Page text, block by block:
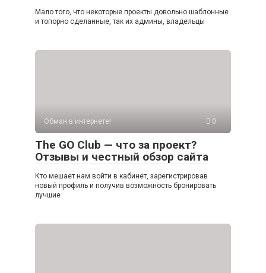
Мало того, что некоторые проекты довольно шаблонные
и топорно сделанные, так их админы, владельцы
Обман в интернете! 0
The GO Club — что за проект?
Отзывы и честный обзор сайта
Кто мешает нам войти в кабинет, зарегистрировав
новый профиль и получив возможность бронировать
лучшие